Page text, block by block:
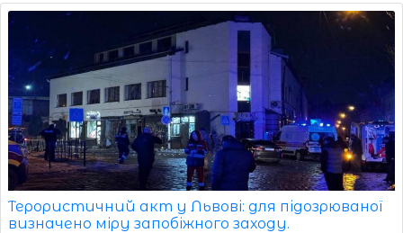
Терористичний акт у Львові: для підозрюваної
визначено міру запобіжного заходу.